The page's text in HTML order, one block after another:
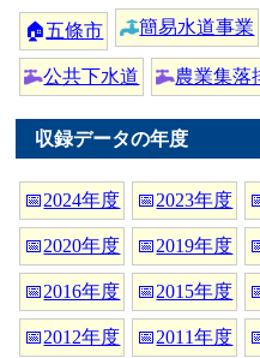
🏠五條市 簡易水道事業
公共下水道 農業集落
収録データの年度
📅2024年度 📅2023年度
📅2020年度 📅2019年度
📅2016年度 📅2015年度
📅2012年度 📅2011年度